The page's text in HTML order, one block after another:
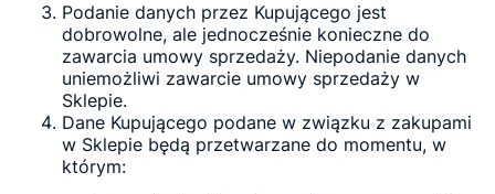
Podanie danych przez Kupującego jest
dobrowolne, ale jednocześnie konieczne do
zawarcia umowy sprzedaży. Niepodanie danych
uniemożliwi zawarcie umowy sprzedaży w
Sklepie.
Dane Kupującego podane w związku z zakupami
w Sklepie będą przetwarzane do momentu, w
którym: